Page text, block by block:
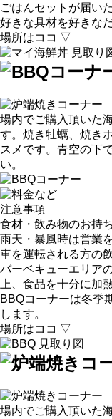
ごはんセットが届い
好きな具材を好きな
場所はココ ▽
場内でご購入頂いた
す。焼き牡蠣、焼き
スメです。青空の下
い。
注意事項
食材・飲み物のお持
雨天・暴風時は営業
車を運転される方の
バーベキューエリア
上、食品を十分に加
BBQコーナーは冬季
します。
場所はココ ▽
場内でご購入頂いた